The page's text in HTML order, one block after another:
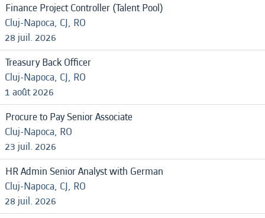
Finance Project Controller (Talent Pool)
Cluj-Napoca, CJ, RO
28 juil. 2026
Treasury Back Officer
Cluj-Napoca, CJ, RO
1 août 2026
Procure to Pay Senior Associate
Cluj-Napoca, RO
23 juil. 2026
HR Admin Senior Analyst with German
Cluj-Napoca, CJ, RO
28 juil. 2026